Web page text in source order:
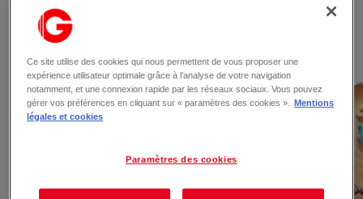
Les actualités
Ce site utilise des cookies qui nous permettent de vous proposer une
expérience utilisateur optimale grâce à l’analyse de votre navigation
notamment, et une connexion rapide par les réseaux sociaux. Vous pouvez
gérer vos préférences en cliquant sur « paramètres des cookies ».
Mentions
légales et cookies
Paramètres des cookies